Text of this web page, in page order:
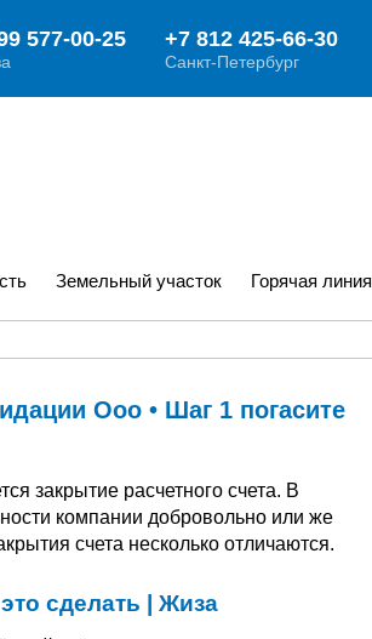
Земельный участок Горячая линия
Ооо • Шаг 1 погасите
закрытие расчетного счета. В
компании добровольно или же
счета несколько отличаются.
сделать | Жиза